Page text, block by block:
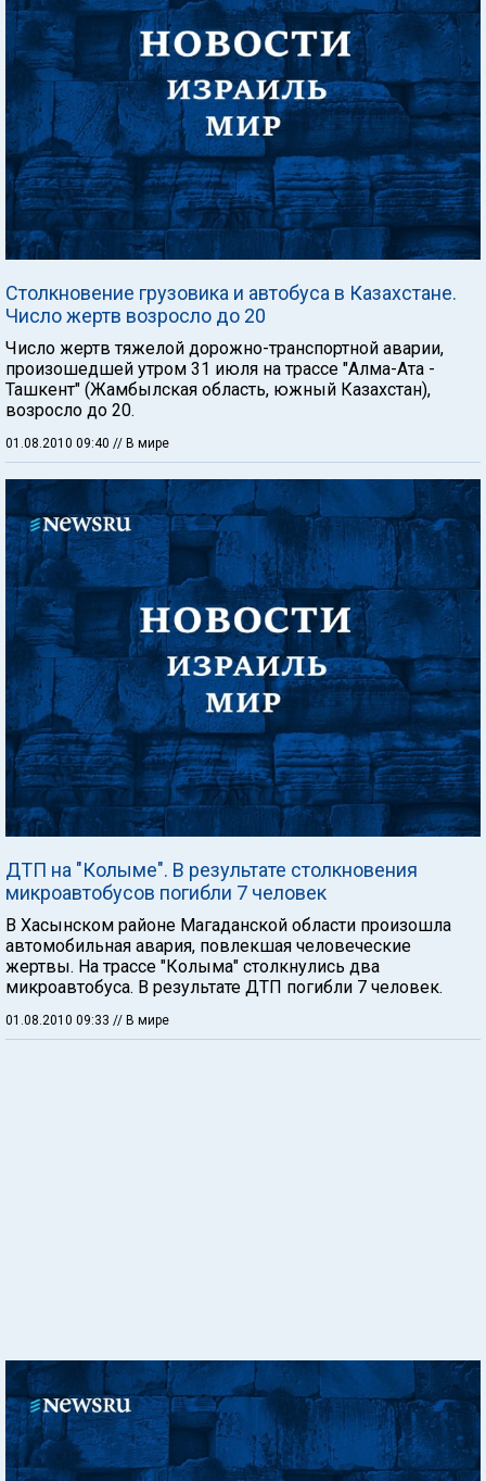
Столкновение грузовика и автобуса в Казахстане.
Число жертв возросло до 20
Число жертв тяжелой дорожно-транспортной аварии,
произошедшей утром 31 июля на трассе "Алма-Ата -
Ташкент" (Жамбылская область, южный Казахстан),
возросло до 20.
01.08.2010 09:40 // В мире
ДТП на "Колыме". В результате столкновения
микроавтобусов погибли 7 человек
В Хасынском районе Магаданской области произошла
автомобильная авария, повлекшая человеческие
жертвы. На трассе "Колыма" столкнулись два
микроавтобуса. В результате ДТП погибли 7 человек.
01.08.2010 09:33 // В мире